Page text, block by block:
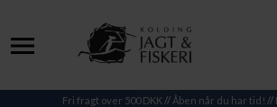
Fri fragt over 500 DKK// Åben når du har tid! //